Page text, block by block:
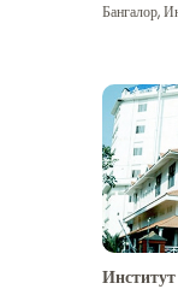
Бангалор,